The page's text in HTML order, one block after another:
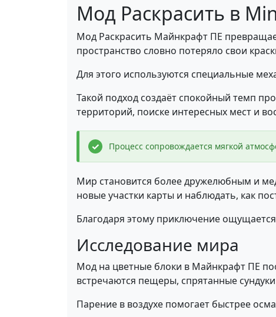
Мод Раскрасить в
Мод Раскрасить Майнкрафт ПЕ
пространство словно потеряло свои
Для этого используются специальные
Такой подход создаёт спокойный темп
территорий, поиске интересных мест и
Процесс сопровождается мягкой
Мир становится более дружелюбным и
новые участки карты и наблюдать, как
Благодаря этому приключение
Исследование мира
Мод на цветные блоки в Майнкрафт ПЕ
встречаются пещеры, спрятанные
Парение в воздухе помогает быстрее